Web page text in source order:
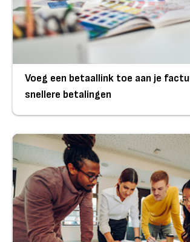
Voeg een betaallink toe aan je
snellere betalingen